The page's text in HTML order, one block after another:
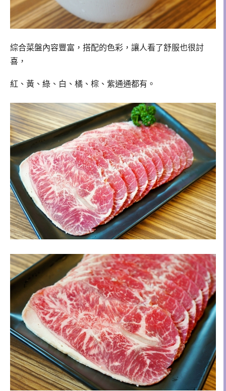
綜合菜盤內容豐富，搭配的色彩，讓人看了舒服也很討
喜，
紅、黃、綠、白、橘、棕、紫通通都有。